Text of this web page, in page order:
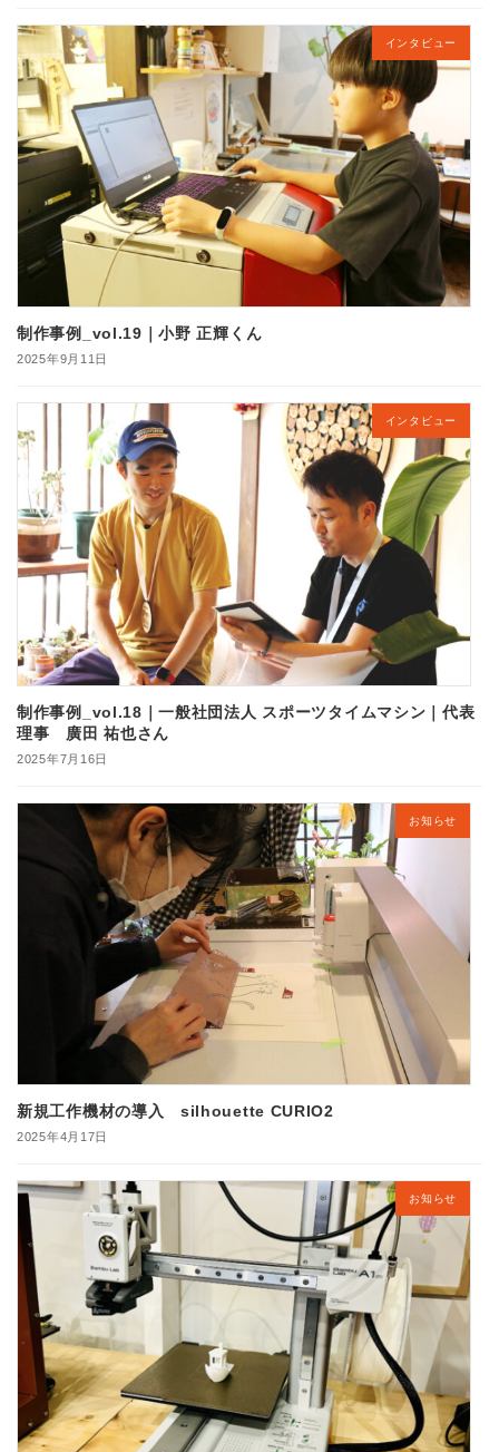
インタビュー
制作事例_vol.19｜小野 正輝くん
2025年9月11日
インタビュー
制作事例_vol.18｜一般社団法人 スポーツタイムマシン｜代表
理事 廣田 祐也さん
2025年7月16日
お知らせ
新規工作機材の導入 silhouette CURIO2
2025年4月17日
お知らせ